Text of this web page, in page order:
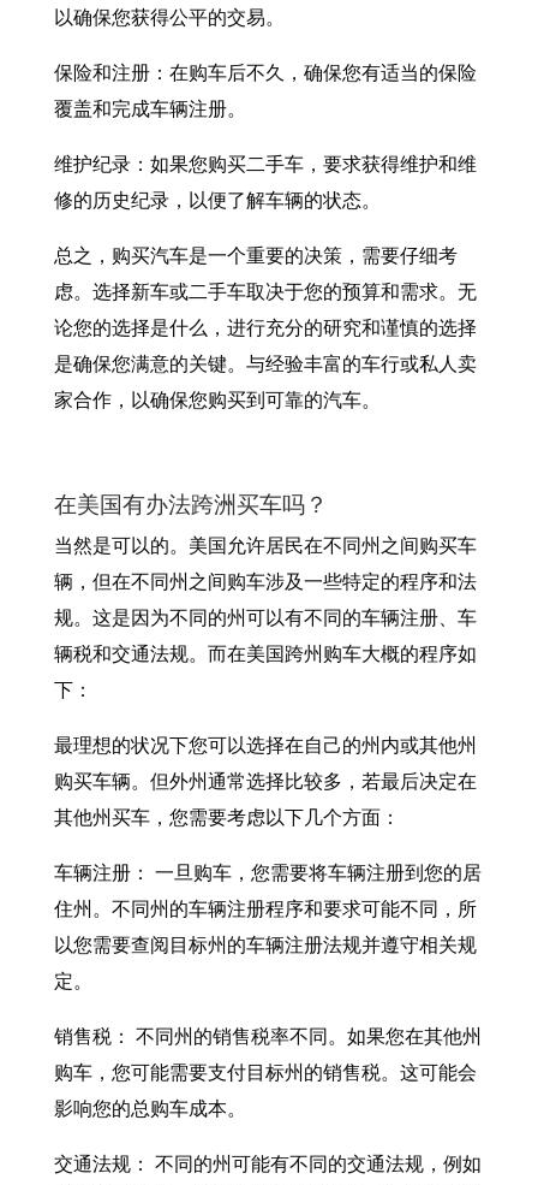
以确保您获得公平的交易。
保险和注册：在购车后不久，确保您有适当的保险
覆盖和完成车辆注册。
维护纪录：如果您购买二手车，要求获得维护和维
修的历史纪录，以便了解车辆的状态。
总之，购买汽车是一个重要的决策，需要仔细考
虑。选择新车或二手车取决于您的预算和需求。无
论您的选择是什么，进行充分的研究和谨慎的选择
是确保您满意的关键。与经验丰富的车行或私人卖
家合作，以确保您购买到可靠的汽车。
在美国有办法跨洲买车吗？
当然是可以的。美国允许居民在不同州之间购买车
辆，但在不同州之间购车涉及一些特定的程序和法
规。这是因为不同的州可以有不同的车辆注册、车
辆税和交通法规。而在美国跨州购车大概的程序如
下：
最理想的状况下您可以选择在自己的州内或其他州
购买车辆。但外州通常选择比较多，若最后决定在
其他州买车，您需要考虑以下几个方面：
车辆注册： 一旦购车，您需要将车辆注册到您的居
住州。不同州的车辆注册程序和要求可能不同，所
以您需要查阅目标州的车辆注册法规并遵守相关规
定。
销售税： 不同州的销售税率不同。如果您在其他州
购车，您可能需要支付目标州的销售税。这可能会
影响您的总购车成本。
交通法规： 不同的州可能有不同的交通法规，例如